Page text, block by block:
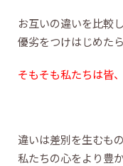
お互いの違いを比較し
優劣をつけはじめた
そもそも私たちは皆
違いは差別を生むも
私たちの心をより豊